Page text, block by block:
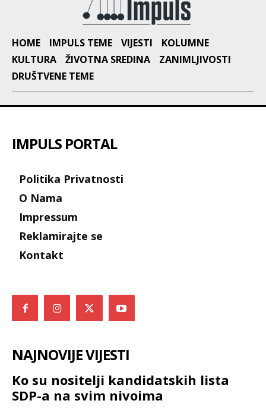
HOME IMPULS TEME VIJESTI
KOLUMNE
KULTURA
ŽIVOTNA SREDINA
ZANIMLJIVOSTI
DRUŠTVENE TEME
IMPULS PORTAL
Politika Privatnosti
O Nama
Impressum
Reklamirajte se
Kontakt
NAJNOVIJE VIJESTI
Ko su nositelji kandidatskih lista
SDP-a na svim nivoima